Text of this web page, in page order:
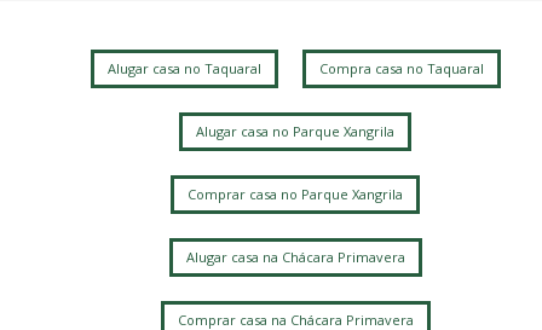
Parque Rural Fazenda Santa Cândida
Jardim Planalto
Alugar casa no Taquaral Compra casa no Taquaral
Alugar casa no Parque Xangrila
Comprar casa no Parque Xangrila
Alugar casa na Chácara Primavera
Comprar casa na Chácara Primavera